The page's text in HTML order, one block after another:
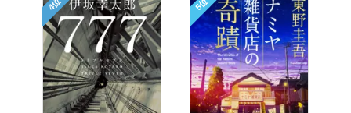
4位 5位